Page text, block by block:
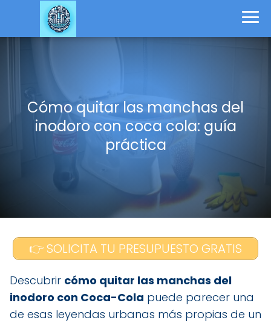
Cómo quitar las manchas del
inodoro con coca cola: guía
práctica
👉 SOLICITA TU PRESUPUESTO GRATIS
Descubrir cómo quitar las manchas del
inodoro con Coca-Cola puede parecer una
de esas leyendas urbanas más propias de un